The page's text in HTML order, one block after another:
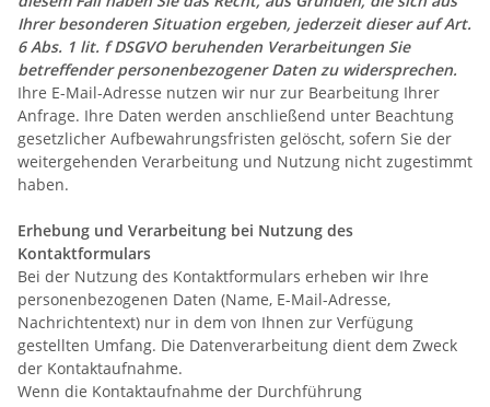
Ihrer besonderen Situation ergeben, jederzeit dieser auf Art.
6 Abs. 1 lit. f DSGVO beruhenden Verarbeitungen Sie
betreffender personenbezogener Daten zu widersprechen.
Ihre E-Mail-Adresse nutzen wir nur zur Bearbeitung Ihrer
Anfrage. Ihre Daten werden anschließend unter Beachtung
gesetzlicher Aufbewahrungsfristen gelöscht, sofern Sie der
weitergehenden Verarbeitung und Nutzung nicht zugestimmt
haben.
Erhebung und Verarbeitung bei Nutzung des
Kontaktformulars
Bei der Nutzung des Kontaktformulars erheben wir Ihre
personenbezogenen Daten (Name, E-Mail-Adresse,
Nachrichtentext) nur in dem von Ihnen zur Verfügung
gestellten Umfang. Die Datenverarbeitung dient dem Zweck
der Kontaktaufnahme.
Wenn die Kontaktaufnahme der Durchführung